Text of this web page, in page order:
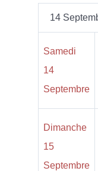
14
Samedi
14
Septembre
Dimanche
15
Septembre